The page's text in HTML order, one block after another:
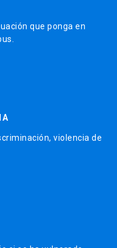
que ponga en
violencia de